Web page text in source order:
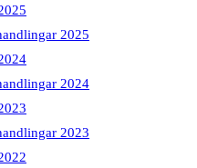
2025
2024
2023